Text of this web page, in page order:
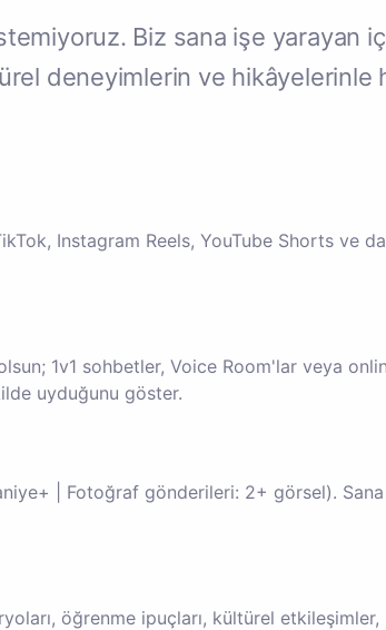
Biz sana işe yarayan
deneyimlerin ve hikâyelerinle
Instagram Reels, YouTube Shorts ve
1v1 sohbetler, Voice Room'lar veya
uyduğunu göster.
| Fotoğraf gönderileri: 2+ görsel).
öğrenme ipuçları, kültürel